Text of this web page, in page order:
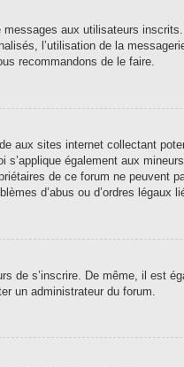
aux utilisateurs
l’utilisation de la
recommandons de le faire.
aux sites internet collectant
également aux
de ce forum ne peuvent
d’abus ou d’ordres légaux
de s’inscrire. De même, il est
un administrateur du forum.